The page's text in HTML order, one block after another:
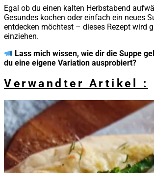
Egal ob du einen kalten Herbstabend
Gesundes kochen oder einfach ein neues
entdecken möchtest – dieses Rezept wird
einziehen.
Lass mich wissen, wie dir die Suppe
du eine eigene Variation ausprobiert?
Verwandter Artikel :